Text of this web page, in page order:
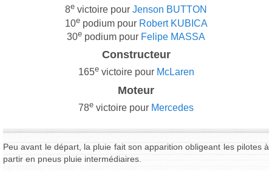
8e victoire pour Jenson BUTTON
10epodium pour Robert KUBICA
30e podium pour Felipe MASSA
Constructeur
165evictoire pour McLaren
Moteur
78e victoire pour Mercedes
Peu avant le départ, la pluie fait son apparition obligeant les pilotes à
partir en pneus pluie intermédiaires.